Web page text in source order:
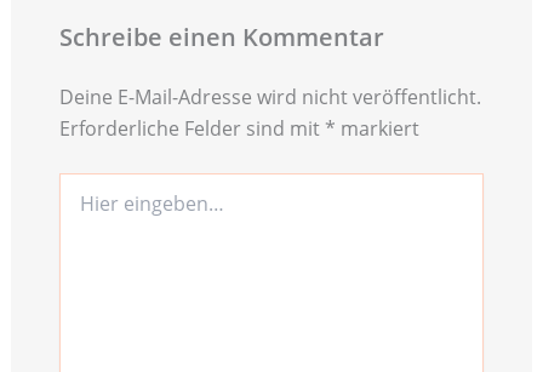
Schreibe einen Kommentar
Deine E-Mail-Adresse wird nicht veröffentlicht.
Erforderliche Felder sind mit * markiert
eingeben…